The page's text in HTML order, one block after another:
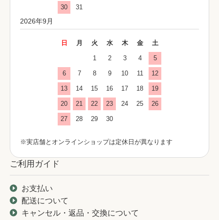
30 31
2026年9月
日 月 火 水 木 金 土
1 2 3 4 5
6 7 8 9 10 11 12
13 14 15 16 17 18 19
20 21 22 23 24 25 26
27 28 29 30
※実店舗とオンラインショップは定休日が異なります
ご利用ガイド
お支払い
配送について
キャンセル・返品・交換について